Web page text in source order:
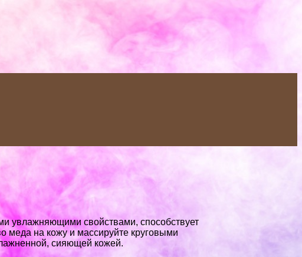
увлажняющими свойствами, способствует
меда на кожу и массируйте круговыми
сияющей кожей.